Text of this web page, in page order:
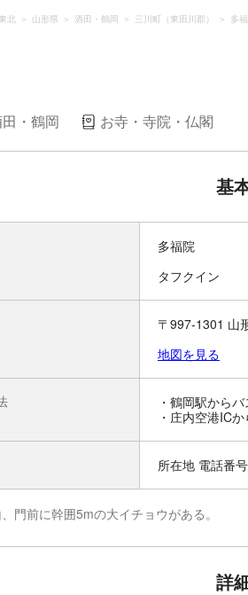
東北 山形県 酒田・鶴岡 三川町（東田川郡） 多
・鶴岡 お寺・寺院・仏閣
基
多福院
タフクイン
〒997-1301 山
地図を見る
・鶴岡駅から
・庄内空港IC
所在地 電話番
門前に幹囲5mの大イチョウがある。
詳